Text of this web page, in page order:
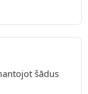
šādus